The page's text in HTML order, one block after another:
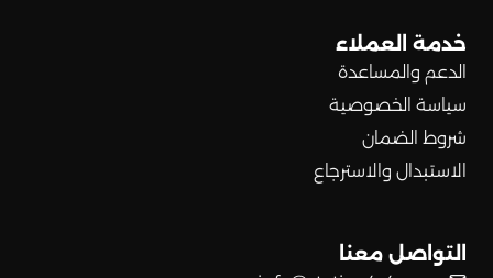
خدمة العملاء
الدعم والمساعدة
سياسة الخصوصية
شروط الضمان
الاستبدال والاسترجاع
التواصل معنا